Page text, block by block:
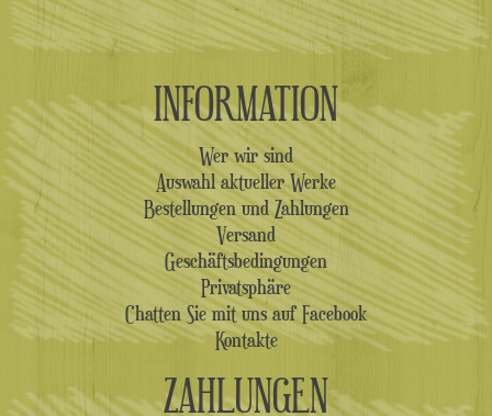
INFORMATION
Wer wir sind
Auswahl aktueller Werke
Bestellungen und Zahlungen
Versand
Geschäftsbedingungen
Privatsphäre
Chatten Sie mit uns auf Facebook
Kontakte
ZAHLUNGEN